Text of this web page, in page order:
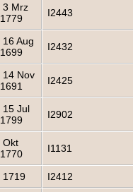
3 Mrz
1779
I2443
16 Aug
1699
I2432
14 Nov
1691
I2425
15 Jul
1799
I2902
Okt
1770
I1131
1719 I2412